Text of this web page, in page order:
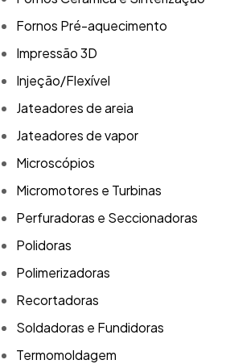
Fornos Pré-aquecimento
Impressão 3D
Injeção/Flexível
Jateadores de areia
Jateadores de vapor
Microscópios
Micromotores e Turbinas
Perfuradoras e Seccionadoras
Polidoras
Polimerizadoras
Recortadoras
Soldadoras e Fundidoras
Termomoldagem